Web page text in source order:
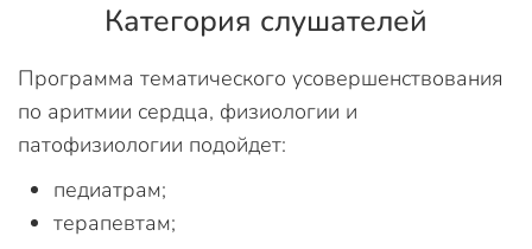
Категория слушателей
Программа тематического усовершенствования
по аритмии сердца, физиологии и
патофизиологии подойдет:
педиатрам;
терапевтам;